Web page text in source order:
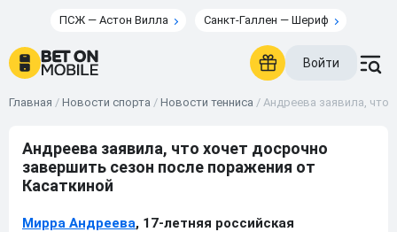
ПСЖ — Астон Вилла Санкт-Галлен — Шериф
Войти
Главная / Новости спорта / Новости тенниса / Андреева заявила, что
Андреева заявила, что хочет досрочно
завершить сезон после поражения от
Касаткиной
Мирра Андреева, 17-летняя российская